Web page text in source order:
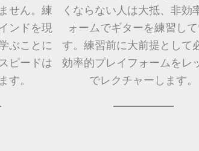
せん。練
ンドを現
ぶことに
ピードは
す。
くならない人は大抵、非効
ォームでギターを練習して
す。練習前に大前提として
効率的プレイフォームをレ
でレクチャーします。